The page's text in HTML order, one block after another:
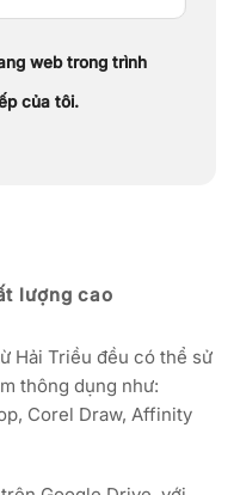
web trong trình
của tôi.
lượng cao
Hải Triều đều có thể sử
thông dụng như:
Corel Draw, Affinity